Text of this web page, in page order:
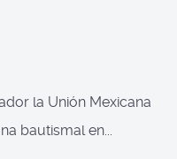
la Unión Mexicana
bautismal en...